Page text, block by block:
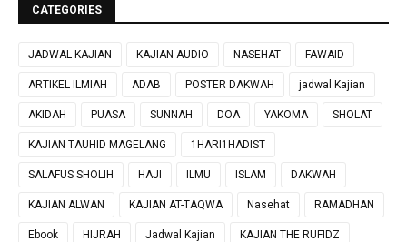
CATEGORIES
JADWAL KAJIAN KAJIAN AUDIO NASEHAT FAWAID
ARTIKEL ILMIAH ADAB POSTER DAKWAH jadwal Kajian
AKIDAH PUASA SUNNAH DOA YAKOMA SHOLAT
KAJIAN TAUHID MAGELANG 1HARI1HADIST
SALAFUS SHOLIH HAJI ILMU ISLAM DAKWAH
KAJIAN ALWAN KAJIAN AT-TAQWA Nasehat RAMADHAN
Ebook HIJRAH Jadwal Kajian KAJIAN THE RUFIDZ